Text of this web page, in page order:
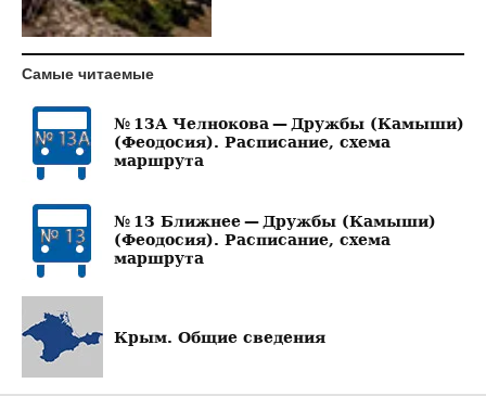
Самые читаемые
№ 13А Челнокова — Дружбы (Камыши)
(Феодосия). Расписание, схема
маршрута
№ 13 Ближнее — Дружбы (Камыши)
(Феодосия). Расписание, схема
маршрута
Крым. Общие сведения